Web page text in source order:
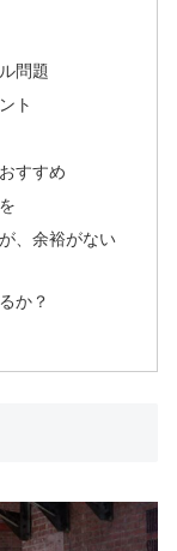
問題
ト
すすめ
、余裕がない
か？